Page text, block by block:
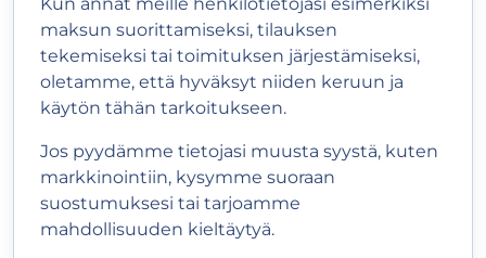
maksun suorittamiseksi, tilauksen
tekemiseksi tai toimituksen järjestämiseksi,
oletamme, että hyväksyt niiden keruun ja
käytön tähän tarkoitukseen.
Jos pyydämme tietojasi muusta syystä, kuten
markkinointiin, kysymme suoraan
suostumuksesi tai tarjoamme
mahdollisuuden kieltäytyä.